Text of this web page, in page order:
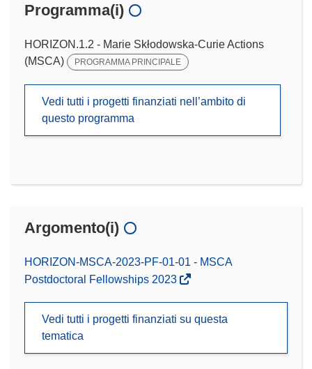
Programma(i)
HORIZON.1.2 - Marie Skłodowska-Curie Actions
(MSCA)
PROGRAMMA PRINCIPALE
Vedi tutti i progetti finanziati nell’ambito di
questo programma
Argomento(i)
HORIZON-MSCA-2023-PF-01-01 - MSCA
Postdoctoral Fellowships 2023
Vedi tutti i progetti finanziati su questa
tematica